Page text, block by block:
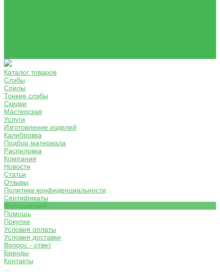
Каталог товаров
Слэбы
Спилы
Тонкие слэбы
Скидки
Мастерская
Услуги
Изготовление изделий
Калибровка
Подбор материала
Распиловка
Компания
Новости
Статьи
Отзывы
Политика конфиденциальности
Сертификаты
Фотогалерея
Помощь
Покупки
Условия оплаты
Условия доставки
Вопрос - ответ
Бренды
Контакты